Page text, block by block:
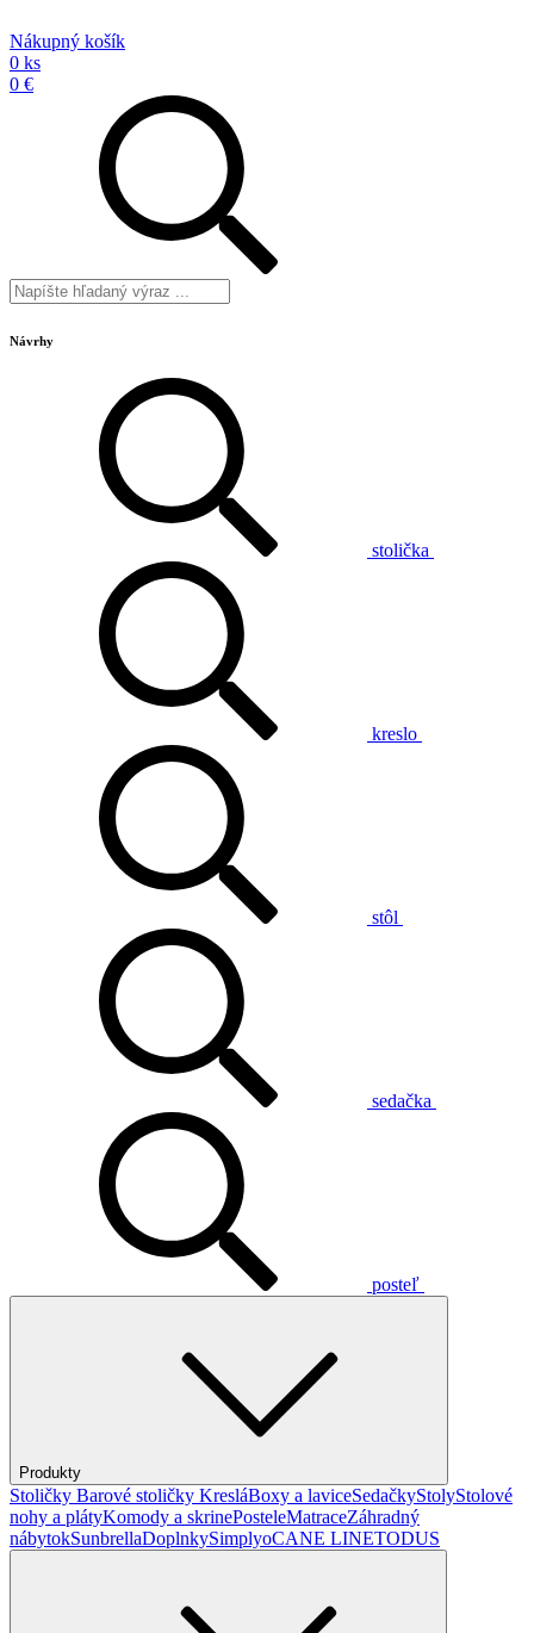
Nákupný košík
0 ks
0 €
Návrhy
stolička
kreslo
stôl
sedačka
posteľ
Produkty
Stoličky Barové stoličky KresláBoxy a laviceSedačkyStolyStolové
nohy a plátyKomody a skrinePosteleMatraceZáhradný
nábytokSunbrellaDoplnkySimplyoCANE LINETODUS